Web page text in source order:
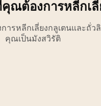
คุณต้องการหลีกเลี่
รหลีกเลี่ยงกลูเตนและถั่ว
คุณเป็นมังสวิรัติ